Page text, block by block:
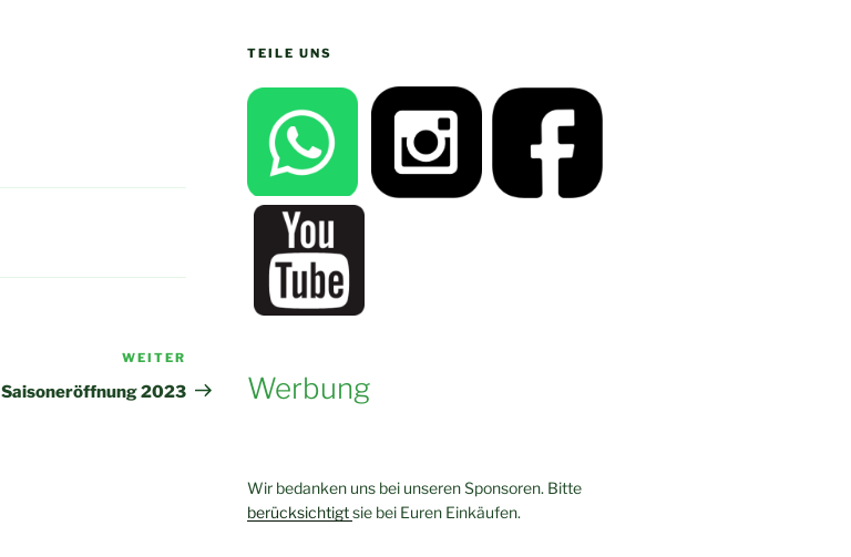
Beitrag
WEITER
Saisoneröffnung 2023
TEILE UNS
Werbung
Wir bedanken uns bei unseren Sponsoren. Bitte
berücksichtigtsie bei Euren Einkäufen.